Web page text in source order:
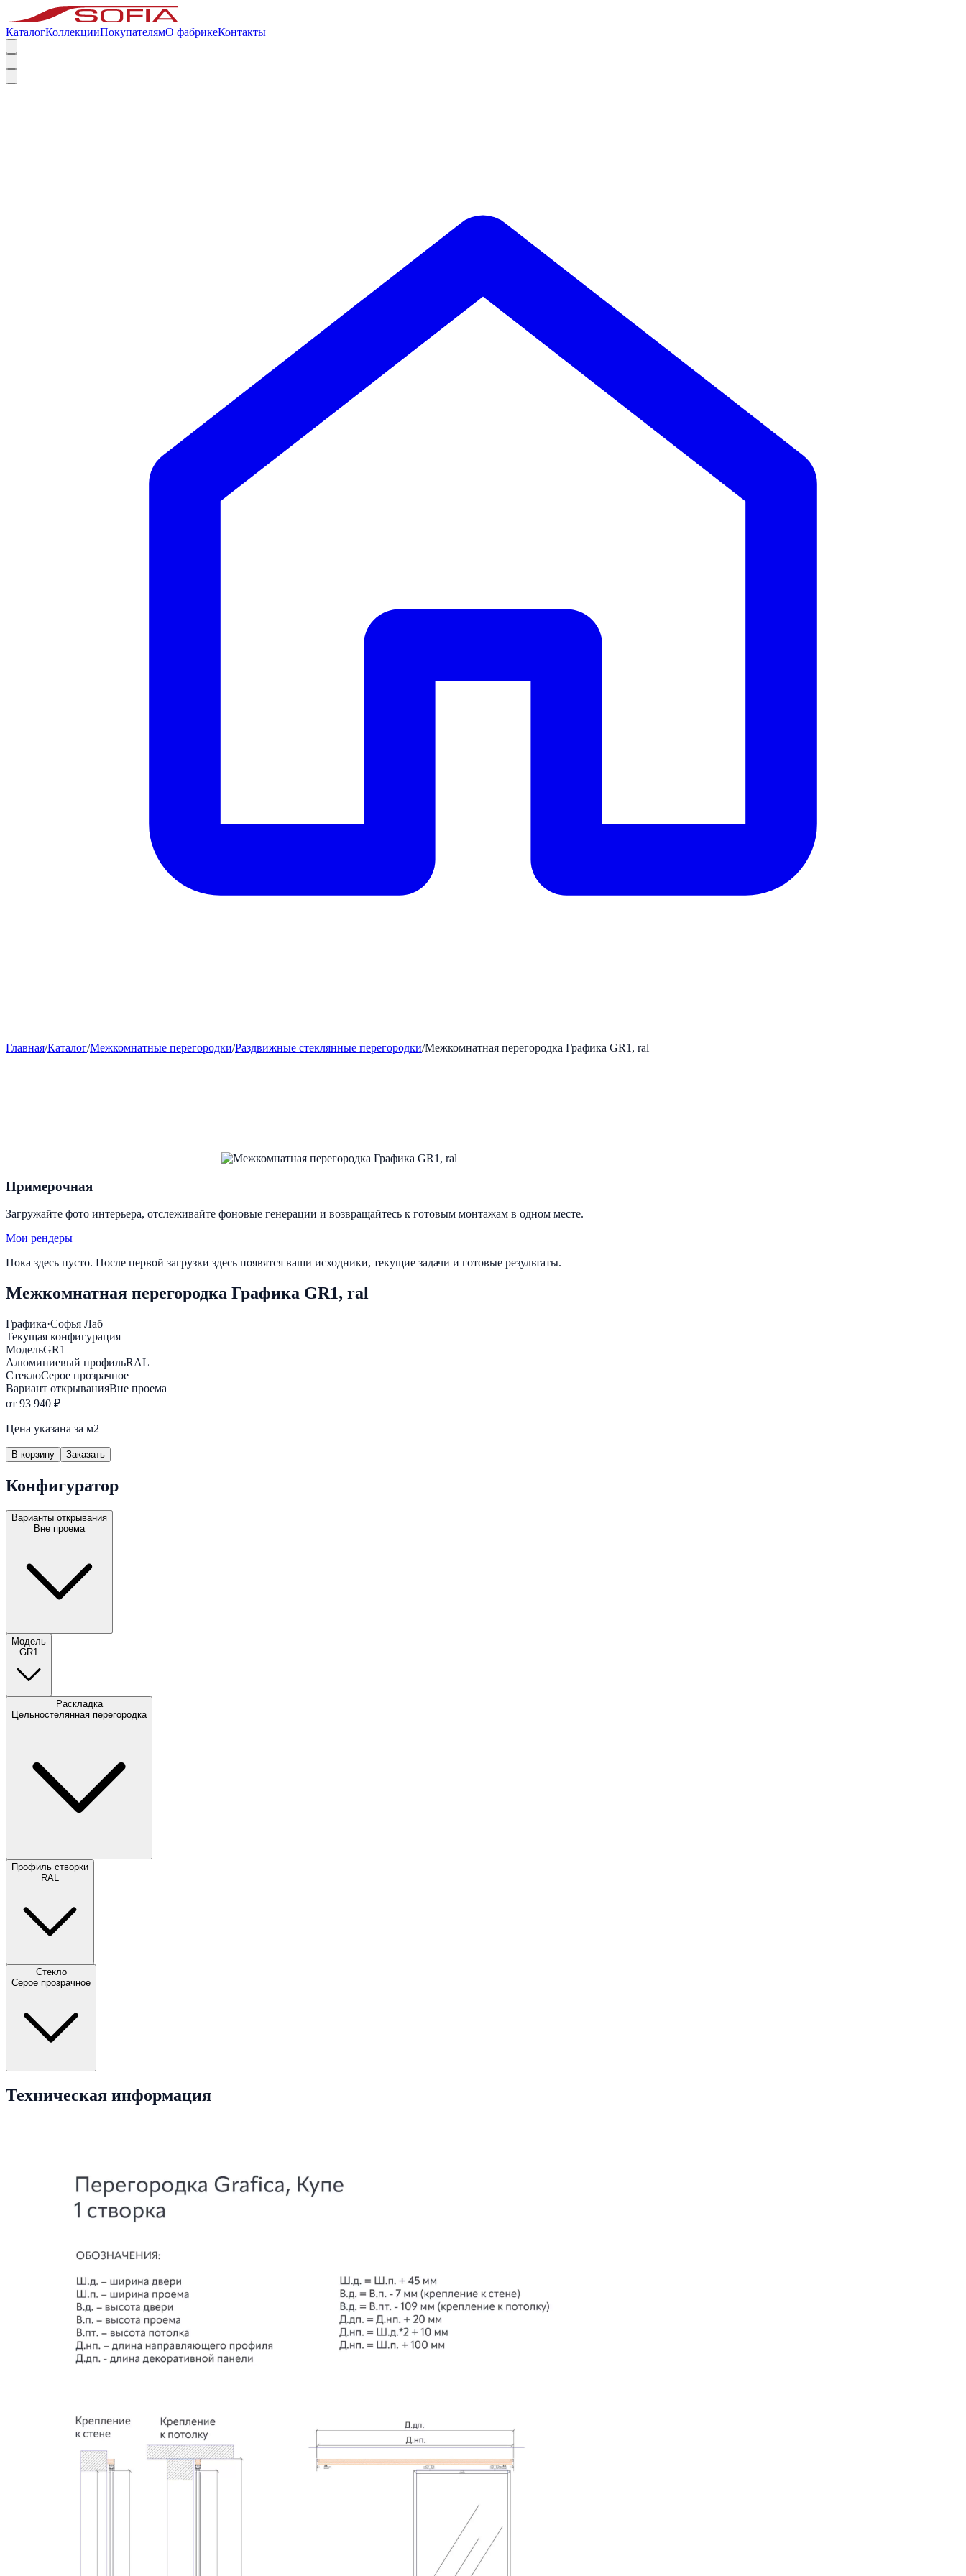
КаталогКоллекцииПокупателямО фабрикеКонтакты
Главная/Каталог/Межкомнатные перегородки/Раздвижные стеклянные перегородки/Межкомнатная перегородка Графика GR1, ral
Примерочная
Загружайте фото интерьера, отслеживайте фоновые генерации и возвращайтесь к готовым монтажам в одном месте.
Мои рендеры
Пока здесь пусто. После первой загрузки здесь появятся ваши исходники, текущие задачи и готовые результаты.
Межкомнатная перегородка Графика GR1, ral
Графика·Софья Лаб
Текущая конфигурация
МодельGR1
Алюминиевый профильRAL
СтеклоСерое прозрачное
Вариант открыванияВне проема
от 93 940 ₽
Цена указана за м2
В корзину Заказать
Конфигуратор
Варианты открывания
Вне проема
Модель
GR1
Раскладка
Цельностелянная перегородка
Профиль створки
RAL
Стекло
Серое прозрачное
Техническая информация